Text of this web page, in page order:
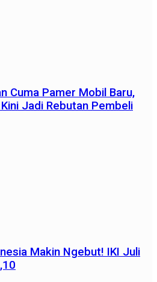
Cuma Pamer Mobil Baru,
Jadi Rebutan Pembeli
Makin Ngebut! IKI Juli